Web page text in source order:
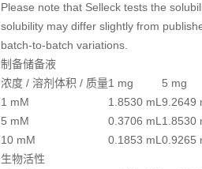
Please note that Selleck tests the
solubility may differ slightly from
batch-to-batch variations.
制备储备液
浓度 / 溶剂体积 / 质量1 mg 5 mg
1 mM
1.8530 mL 9.2649
5 mM
0.3706 mL 1.8530
10 mM
0.1853 mL 0.9265
生物活性